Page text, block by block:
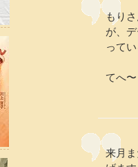
もり
が、
って
てへ〜
来月